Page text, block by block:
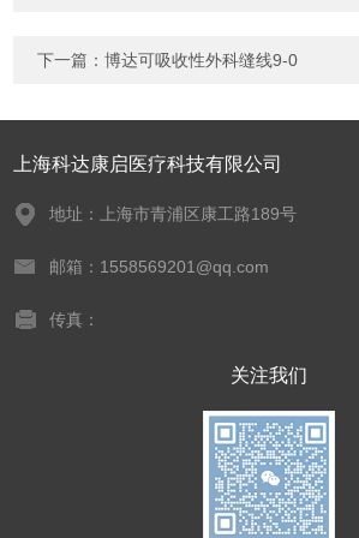
下一篇：博达可吸收性外科缝线9-0
上海科达康启医疗科技有限公司
地址：上海市青浦区康工路189号
邮箱：1558569201@qq.com
传真：
关注我们